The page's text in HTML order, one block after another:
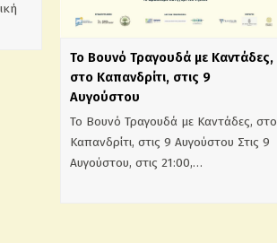
Το Βουνό Τραγουδά με Καντάδες,
στο Καπανδρίτι, στις 9
Αυγούστου
Το Βουνό Τραγουδά με Καντάδες, στο
Καπανδρίτι, στις 9 Αυγούστου Στις 9
Αυγούστου, στις 21:00,…